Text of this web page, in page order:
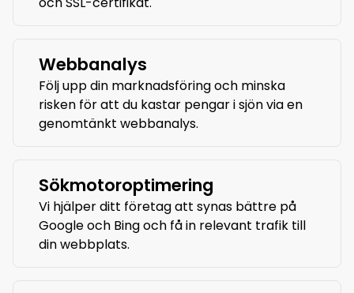
Webbanalys
Följ upp din marknadsföring och minska
risken för att du kastar pengar i sjön via en
genomtänkt webbanalys.
Sökmotoroptimering
Vi hjälper ditt företag att synas bättre på
Google och Bing och få in relevant trafik till
din webbplats.